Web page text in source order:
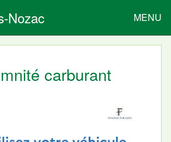
Nozac MENU
carburant